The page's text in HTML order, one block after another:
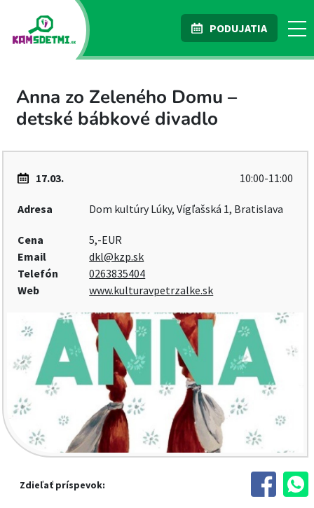
PODUJATIA
Anna zo Zeleného Domu –
detské bábkové divadlo
17.03. 10:00-11:00
Adresa Dom kultúry Lúky, Vígľašská 1, Bratislava
Cena
5,-EUR
Email
dkl@kzp.sk
Telefón
0263835404
Web
www.kulturavpetrzalke.sk
Zdieľať príspevok: